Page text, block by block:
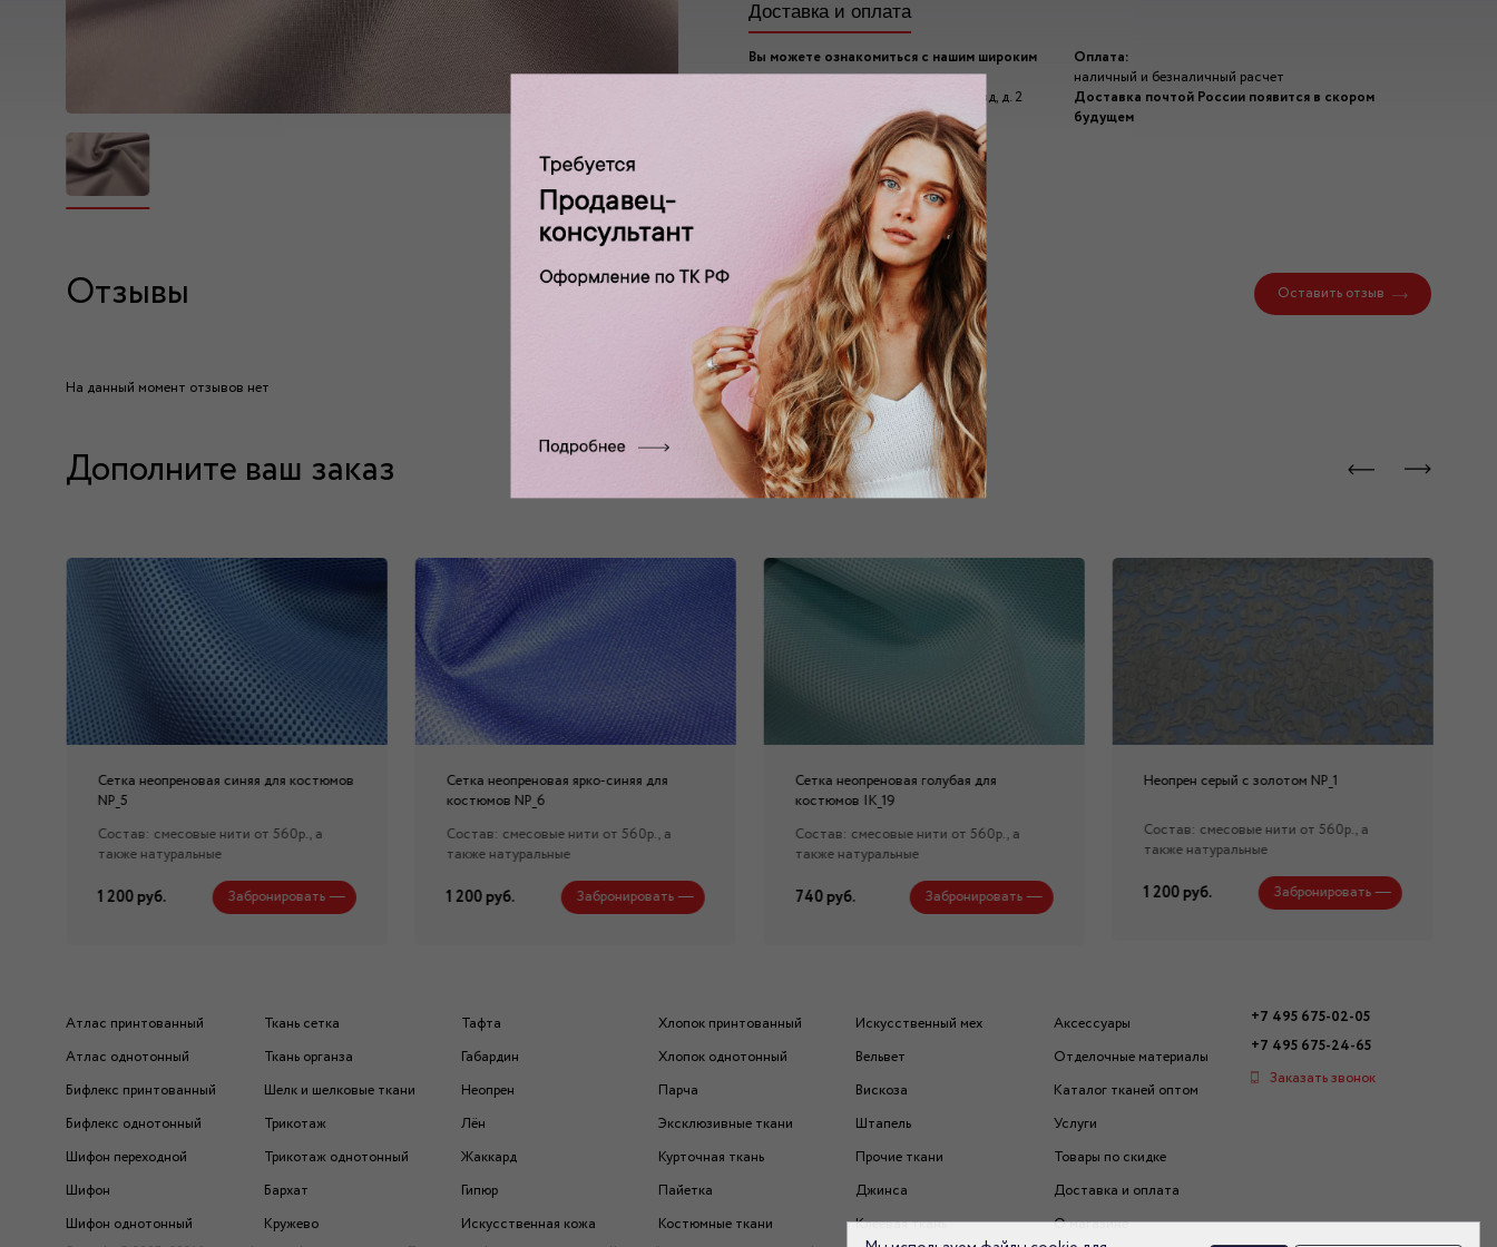
Доставка и оплата
Вы можете ознакомиться с нашим широким
ассортиментом по адресу:
г. Москва, 2-ой Автозаводский проезд, д. 2
пн-пт: 10.00 - 20.00
сб/вс: 10.00 - 19.00/18.00
Оплата:
наличный и безналичный расчет
Доставка почтой России появится в скором
будущем
Отзывы Оставить отзыв
На данный момент отзывов нет
Дополните ваш заказ
Сетка неопреновая синяя для костюмов
NP_5
Состав: смесовые нити от 560р., а
также натуральные
1 200 руб. Забронировать
Сетка неопреновая ярко-синяя для
костюмов NP_6
Состав: смесовые нити от 560р., а
также натуральные
1 200 руб. Забронировать
Сетка неопреновая голубая для
костюмов IK_19
Состав: смесовые нити от 560р., а
также натуральные
740 руб. Забронировать
Неопрен серый с золотом NP_1
Состав: смесовые нити от 560р., а
также натуральные
1 200 руб. Забронировать
Атлас принтованный
Атлас однотонный
Бифлекс принтованный
Бифлекс однотонный
Шифон переходной
Шифон
Шифон однотонный
Ткань сетка
Ткань органза
Шелк и шелковые ткани
Трикотаж
Трикотаж однотонный
Бархат
Кружево
Тафта
Габардин
Неопрен
Лён
Жаккард
Гипюр
Искусственная кожа
Хлопок принтованный
Хлопок однотонный
Парча
Эксклюзивные ткани
Курточная ткань
Пайетка
Костюмные ткани
Искусственный мех
Вельвет
Вискоза
Штапель
Прочие ткани
Джинса
Клеевая ткань
Аксессуары
Отделочные материалы
Каталог тканей оптом
Услуги
Товары по скидке
Доставка и оплата
О магазине
+7 495 675-02-05
+7 495 675-24-65
Заказать звонок